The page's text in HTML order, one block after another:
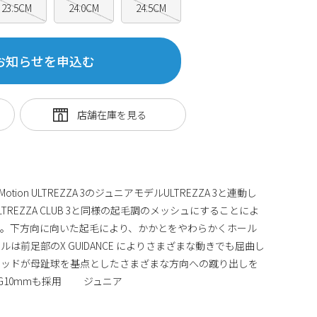
23.5CM 24.0CM 24.5CM
知らせを申込む
ULTREZZA 3のジュニアモデルULTREZZA 3と連動し
CLUB 3と同様の起毛調のメッシュにすることによ
下方向に向いた起毛により、かかとをやわらかくホール
は前足部のX GUIDANCE によりさまざまな動きでも屈曲し
ドが母趾球を基点としたさまざまな方向への蹴り出しを
も採用 ジュニア